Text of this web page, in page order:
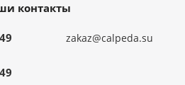
контакты
zakaz@calpeda.su